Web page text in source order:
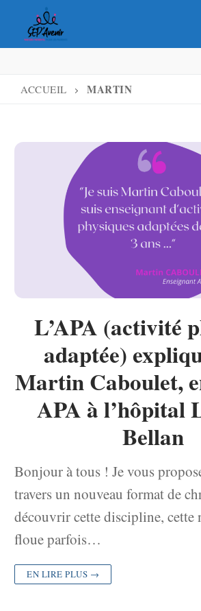
ACCUEIL MARTIN
L’APA (activité
adaptée)
Martin Caboulet,
APA à l’hôpital
Bellan
Bonjour à tous ! Je vous
travers un nouveau format de
découvrir cette discipline, cette
floue parfois…
EN LIRE PLUS →